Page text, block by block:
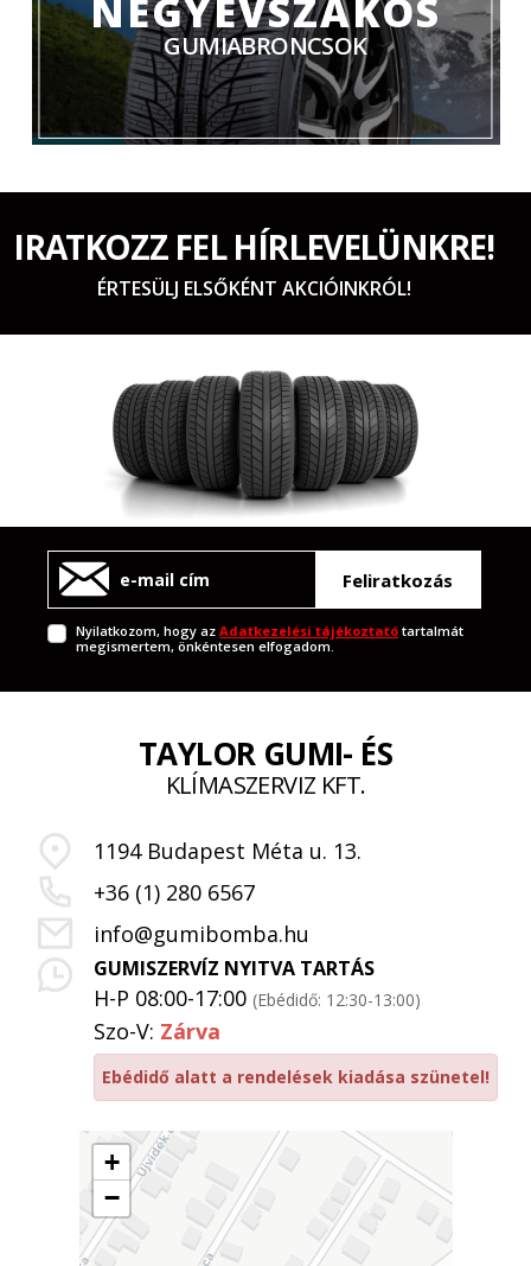
NÉGYÉVSZAKOS
GUMIABRONCSOK
IRATKOZZ FEL HÍRLEVELÜNKRE!
ÉRTESÜLJ ELSŐKÉNT AKCIÓINKRÓL!
Feliratkozás
Nyilatkozom, hogy azAdatkezelési tájékoztató tartalmát
megismertem, önkéntesen elfogadom.
+
−
TAYLOR GUMI- ÉS
KLÍMASZERVIZ KFT.
1194 Budapest Méta u. 13.
+36 (1) 280 6567
info@gumibomba.hu
GUMISZERVÍZ NYITVA TARTÁS
H-P 08:00-17:00 (Ebédidő: 12:30-13:00)
Szo-V: Zárva
Ebédidő alatt a rendelések kiadása szünetel!